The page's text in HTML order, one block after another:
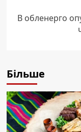
В обленерго
Більше